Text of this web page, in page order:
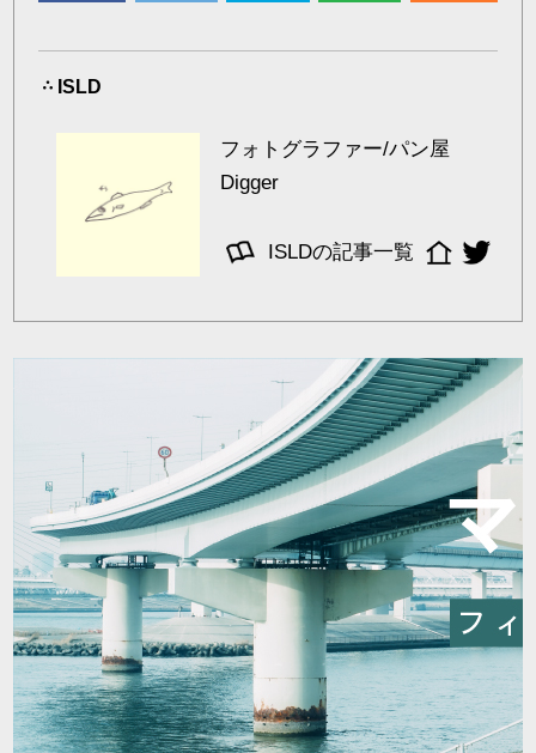
ISLD
フォトグラファー/パン屋
Digger
ISLDの記事一覧